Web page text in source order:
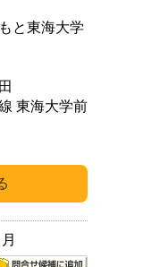
と東海大学
東海大学前